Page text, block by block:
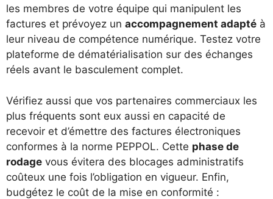
les membres de votre équipe qui manipulent les
factures et prévoyez un accompagnement adapté à
leur niveau de compétence numérique. Testez votre
plateforme de dématérialisation sur des échanges
réels avant le basculement complet.
Vérifiez aussi que vos partenaires commerciaux les
plus fréquents sont eux aussi en capacité de
recevoir et d’émettre des factures électroniques
conformes à la norme PEPPOL. Cette phase de
rodage vous évitera des blocages administratifs
coûteux une fois l’obligation en vigueur. Enfin,
budgétez le coût de la mise en conformité :